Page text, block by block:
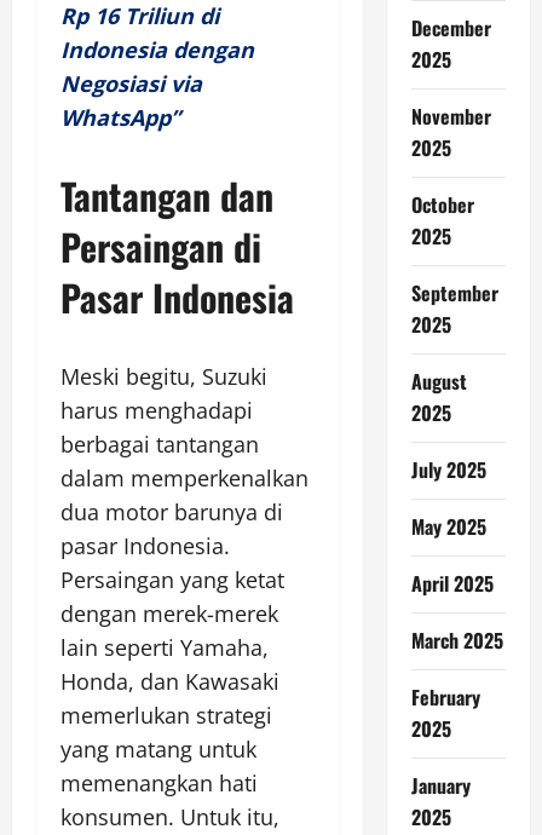
Rp 16 Triliun di
Indonesia dengan
Negosiasi via
WhatsApp”
Tantangan dan
Persaingan di
Pasar Indonesia
Meski begitu, Suzuki
harus menghadapi
berbagai tantangan
dalam memperkenalkan
dua motor barunya di
pasar Indonesia.
Persaingan yang ketat
dengan merek-merek
lain seperti Yamaha,
Honda, dan Kawasaki
memerlukan strategi
yang matang untuk
memenangkan hati
konsumen. Untuk itu,
December
2025
November
2025
October
2025
September
2025
August
2025
July 2025
May 2025
April 2025
March 2025
February
2025
January
2025